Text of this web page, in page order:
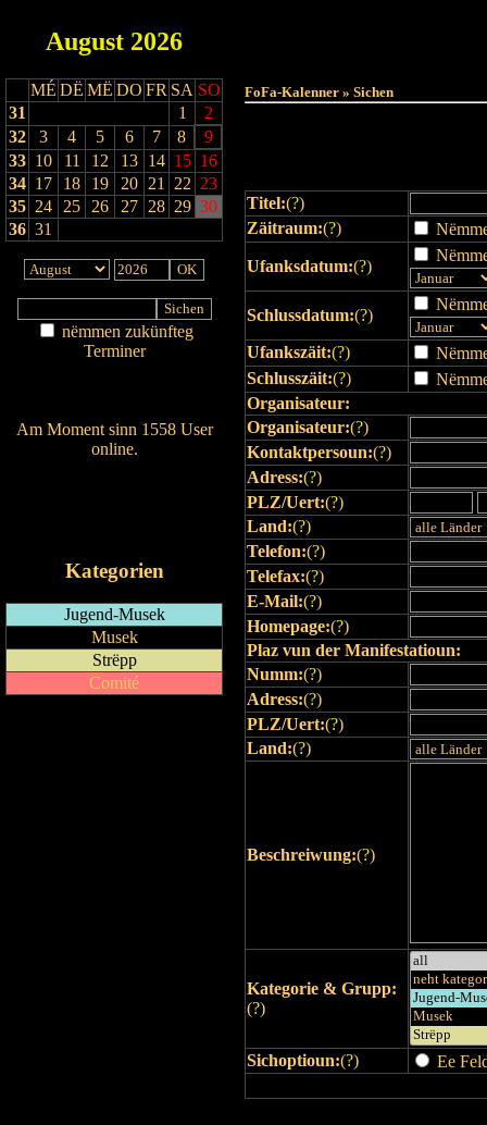
August 2026
MÉ DË MË DO FR SA SO
31
1
2
32
3 4 5 6 7 8
9
33 10 11 12 13 14 15 16
34 17 18 19 20 21 22 23
35 24 25 26 27 28 29 30
36 31
nëmmen zukünfteg
Terminer
Am Moment sinn 1558 User
online.
Kategorien
Jugend-Musek
Musek
Strëpp
Comité
FoFa-Kalenner » Sichen
Titel:(?)
Zäitraum:(?)
Ufanksdatum:(?)
Schlussdatum:(?)
Ufankszäit:(?)
Schlusszäit:(?)
Organisateur:
Organisateur:(?)
Kontaktpersoun:(?)
Adress:(?)
PLZ/Uert:(?)
Land:(?)
Telefon:(?)
Telefax:(?)
E-Mail:(?)
Homepage:(?)
Plaz vun der Manifestatioun:
Numm:(?)
Adress:(?)
PLZ/Uert:(?)
Land:(?)
Beschreiwung:(?)
Kategorie & Grupp:
(?)
Sichoptioun:(?) Ee